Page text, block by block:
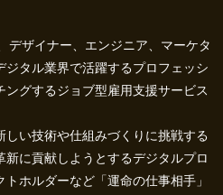
デザイナー、エンジニア、マーケタ
タル業界で活躍するプロフェッシ
ングするジョブ型雇用支援サービス
い技術や仕組みづくりに挑戦する
に貢献しようとするデジタルプロ
ホルダーなど「運命の仕事相手」